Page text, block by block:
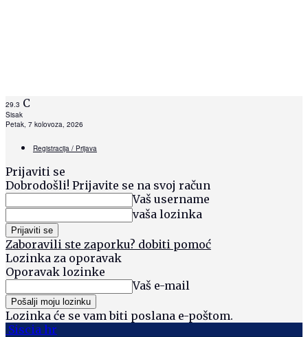
29.3 C
Sisak
Petak, 7 kolovoza, 2026
Registracija / Prijava
Prijaviti se
Dobrodošli! Prijavite se na svoj račun
Vaš username
vaša lozinka
Zaboravili ste zaporku? dobiti pomoć
Lozinka za oporavak
Oporavak lozinke
Vaš e-mail
Lozinka će se vam biti poslana e-poštom.
Siscia hr